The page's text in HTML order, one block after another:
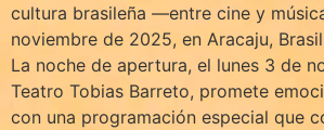
cultura brasileña —entre cine y
noviembre de 2025, en Aracaju,
La noche de apertura, el lunes 3 de
Teatro Tobias Barreto, promete
con una programación especial que